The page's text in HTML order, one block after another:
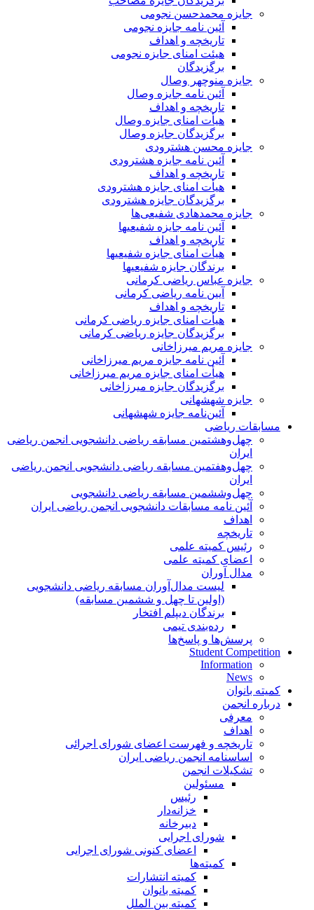
جایزه محمدحسن نجومی
آئین نامه جایزه نجومی
تاریخچه و اهداف
هیئت امنای جایزه نجومی
برگزیدگان
جایزه منوچهر وصال
آئین نامه جایزه وصال
تاریخچه و اهداف
هیأت امنای جایزه وصال
برگزیدگان جایزه وصال
جایزه محسن هشترودی
آئین نامه جایزه هشترودی
تاریخچه و اهداف
هیأت امنای جایزه هشترودی
برگزیدگان جایزه هشترودی
جایزه محمدهادی شفیعی‌ها
آئین نامه جایزه شفیعیها
تاریخچه و اهداف
هیأت امنای جایزه شفیعیها
برندگان جایزه شفیعیها
جایزه عباس ریاضی کرمانی
آیین نامه ریاضی کرمانی
تاریخچه و اهداف
هیأت امنای جایزه ریاضی کرمانی
برگزیدگان جایزه ریاضی کرمانی
جایزه مریم میرزاخانی
آئین نامه جایزه مریم میرزاخانی
هیأت امنای جایزه مریم میرزاخانی
برگزیدگان جایزه میرزاخانی
جایزه شهشهانی
آئین‌نامه جایزه شهشهانی
مسابقات ریاضی
چهل‌و‌هشتمین مسابقه ریاضی دانشجویی انجمن ریاضی
ایران
چهل‌و‌هفتمین مسابقه ریاضی دانشجویی انجمن ریاضی
ایران
چهل‌و‌ششمین مسابقه ریاضی دانشجویی
آئین نامه مسابقات دانشجویی انجمن ریاضی ایران
اهداف
تاریخچه
رئیس کمیته علمی
اعضای کمیته علمی
مدال آوران
لیست مدال‌آوران مسابقه ریاضی دانشجویی
(اولین تا چهل‌ و ششمین مسابقه)
برندگان دیپلم افتخار
رده‌بندی تیمی
پرسش‌ها و پاسخ‌ها
Student Competition
Information
News
کمیته بانوان
درباره انجمن
معرفی
اهداف
تاریخچه و فهرست اعضای شورای اجرائی
اساسنامه انجمن ریاضی ایران
تشکیلات انجمن
مسئولین
رئیس
خزانه‌دار
دبیرخانه
شورای اجرایی
اعضای کنونی شورای اجرایی
کمیته‌ها
کمیته انتشارات
کمیته بانوان
کمیته بین الملل